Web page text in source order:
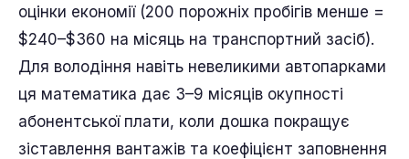
оцінки економії (200 порожніх пробігів менше =
$240–$360 на місяць на транспортний засіб).
Для володіння навіть невеликими автопарками
ця математика дає 3–9 місяців окупності
абонентської плати, коли дошка покращує
зіставлення вантажів та коефіцієнт заповнення